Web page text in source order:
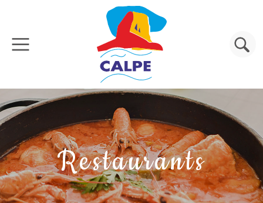
Overslaan en naar de inhoud gaan
Zoeken
Restaurants